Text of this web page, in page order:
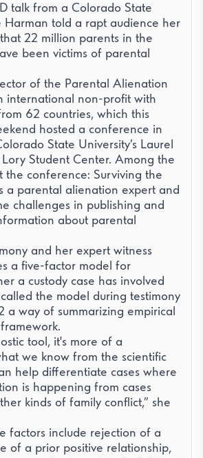
talk from a Colorado State
Harman told a rapt audience her
22 million parents in the
been victims of parental
of the Parental Alienation
international non-profit with
62 countries, which this
hosted a conference in
State University’s Laurel
Student Center. Among the
the conference: Surviving the
a parental alienation expert and
challenges in publishing and
about parental
and her expert witness
a five-factor model for
a custody case has involved
the model during testimony
a way of summarizing empirical
tool, it's more of a
we know from the scientific
help differentiate cases where
is happening from cases
kinds of family conflict,” she
factors include rejection of a
of a prior positive relationship,